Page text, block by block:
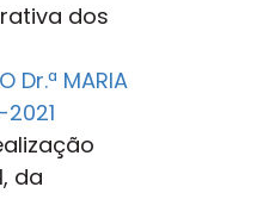
dos
Dr.ª MARIA
2021
da